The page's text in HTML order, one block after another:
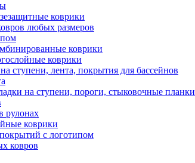
коврики
любых размеров
коврики
коврики
ступени, лента, покрытия для бассейнов
на ступени, пороги, стыковочные планки
рулонах
коврики
с логотипом
ковров